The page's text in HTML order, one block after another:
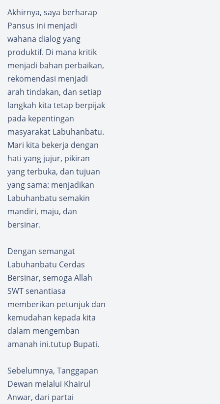
Akhirnya, saya berharap
Pansus ini menjadi
wahana dialog yang
produktif. Di mana kritik
menjadi bahan perbaikan,
rekomendasi menjadi
arah tindakan, dan setiap
langkah kita tetap berpijak
pada kepentingan
masyarakat Labuhanbatu.
Mari kita bekerja dengan
hati yang jujur, pikiran
yang terbuka, dan tujuan
yang sama: menjadikan
Labuhanbatu semakin
mandiri, maju, dan
bersinar.
Dengan semangat
Labuhanbatu Cerdas
Bersinar, semoga Allah
SWT senantiasa
memberikan petunjuk dan
kemudahan kepada kita
dalam mengemban
amanah ini.tutup Bupati.
Sebelumnya, Tanggapan
Dewan melalui Khairul
Anwar, dari partai